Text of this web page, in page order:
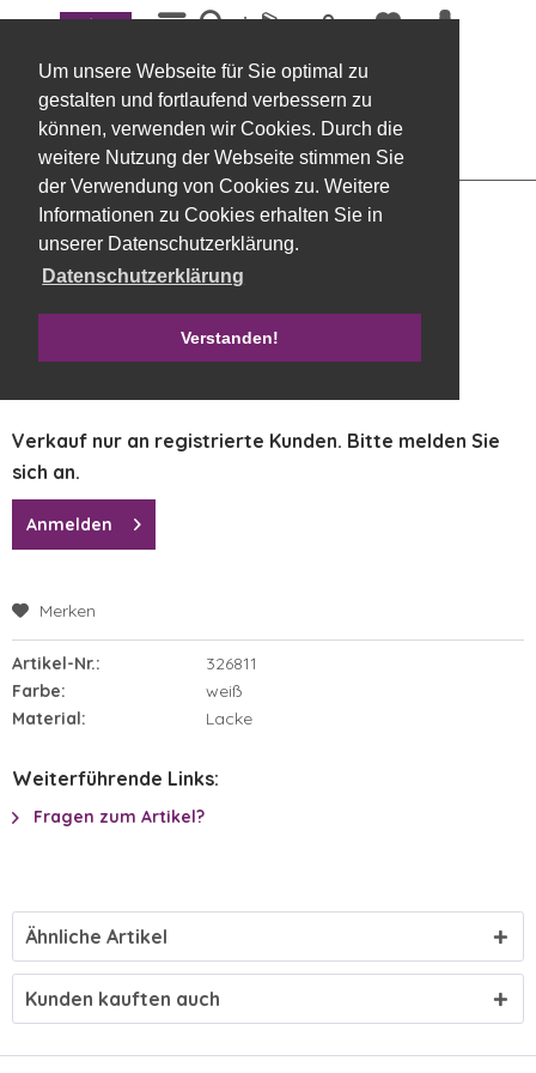
Um unsere Webseite für Sie optimal zu
gestalten und fortlaufend verbessern zu
können, verwenden wir Cookies. Durch die
weitere Nutzung der Webseite stimmen Sie
der Verwendung von Cookies zu. Weitere
Informationen zu Cookies erhalten Sie in
unserer Datenschutzerklärung.
Datenschutzerklärung
Verstanden!
Menü
Übersicht Farbsprays
Schneespray 400 ml weiß
Verkauf nur an registrierte Kunden. Bitte melden Sie
sich an.
Anmelden
Merken
Artikel-Nr.:
326811
Farbe:
weiß
Material:
Lacke
Weiterführende Links:
Fragen zum Artikel?
Ähnliche Artikel
Kunden kauften auch